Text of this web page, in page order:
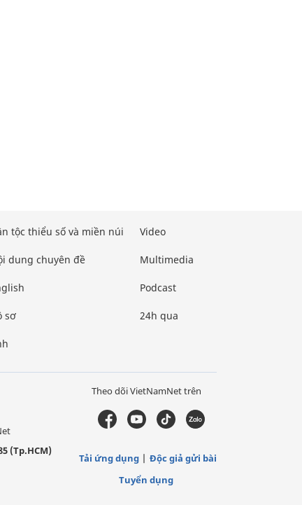
tộc thiểu số và miền núi
dung chuyên đề
sơ
Video
Multimedia
Podcast
24h qua
(Tp.HCM)
Theo dõi VietNamNet trên
Tải ứng dụng
Độc giả gửi bài
Tuyển dụng